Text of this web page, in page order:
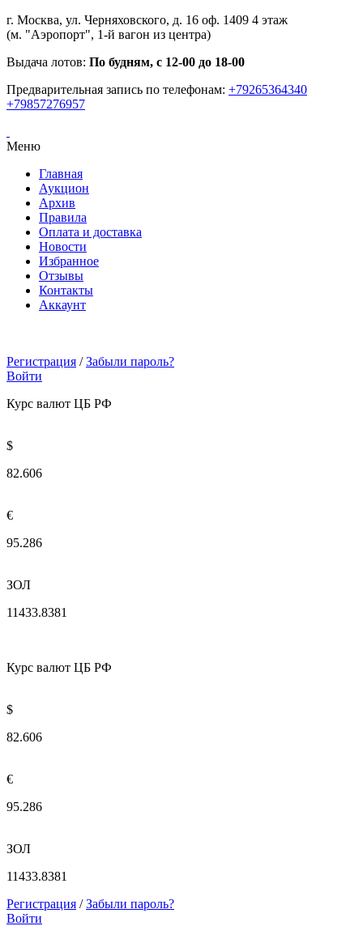
г. Москва, ул. Черняховского, д. 16 оф. 1409 4 этаж
(м. "Аэропорт", 1-й вагон из центра)
Выдача лотов: По будням, с 12-00 до 18-00
Предварительная запись по телефонам: +79265364340
+79857276957
Меню
Главная
Аукцион
Архив
Правила
Оплата и доставка
Новости
Избранное
Отзывы
Контакты
Аккаунт
Регистрация / Забыли пароль?
Войти
Курс валют ЦБ РФ
$
82.606
€
95.286
ЗОЛ
11433.8381
Курс валют ЦБ РФ
$
82.606
€
95.286
ЗОЛ
11433.8381
Регистрация / Забыли пароль?
Войти